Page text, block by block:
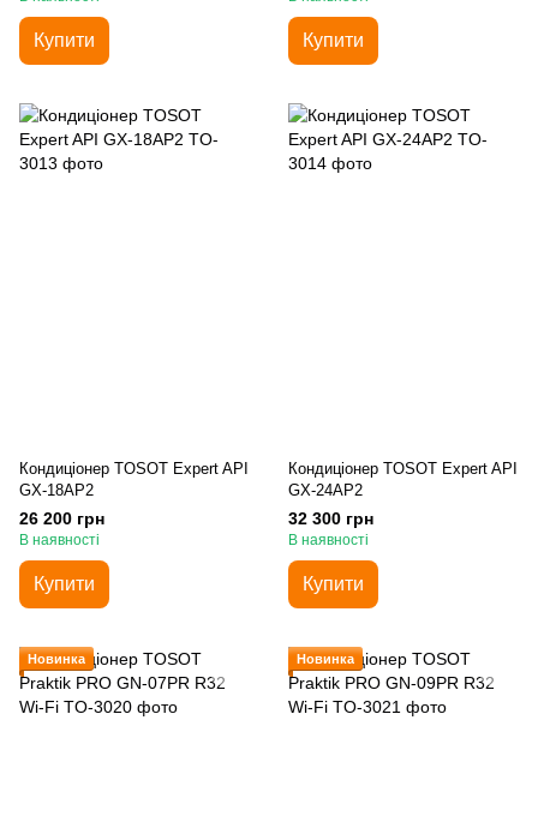
Купити Купити
Кондиціонер TOSOT Expert API
GX-18AP2
26 200 грн
В наявності
Купити
Кондиціонер TOSOT Expert API
GX-24AP2
32 300 грн
В наявності
Купити
Новинка Новинка